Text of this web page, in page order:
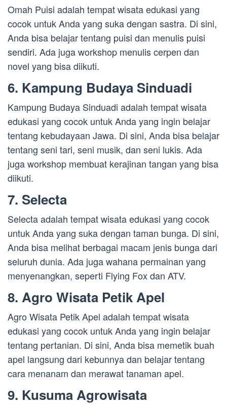
Omah Puisi adalah tempat wisata edukasi yang
cocok untuk Anda yang suka dengan sastra. Di sini,
Anda bisa belajar tentang puisi dan menulis puisi
sendiri. Ada juga workshop menulis cerpen dan
novel yang bisa diikuti.
6. Kampung Budaya Sinduadi
Kampung Budaya Sinduadi adalah tempat wisata
edukasi yang cocok untuk Anda yang ingin belajar
tentang kebudayaan Jawa. Di sini, Anda bisa belajar
tentang seni tari, seni musik, dan seni lukis. Ada
juga workshop membuat kerajinan tangan yang bisa
diikuti.
7. Selecta
Selecta adalah tempat wisata edukasi yang cocok
untuk Anda yang suka dengan taman bunga. Di sini,
Anda bisa melihat berbagai macam jenis bunga dari
seluruh dunia. Ada juga wahana permainan yang
menyenangkan, seperti Flying Fox dan ATV.
8. Agro Wisata Petik Apel
Agro Wisata Petik Apel adalah tempat wisata
edukasi yang cocok untuk Anda yang ingin belajar
tentang pertanian. Di sini, Anda bisa memetik buah
apel langsung dari kebunnya dan belajar tentang
cara menanam dan merawat tanaman apel.
9. Kusuma Agrowisata